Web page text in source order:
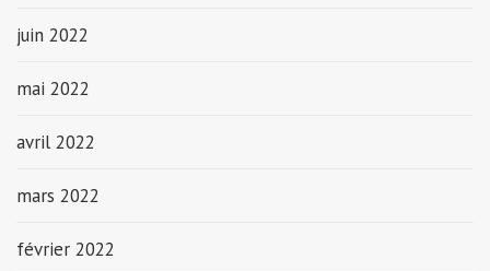
juin 2022
mai 2022
avril 2022
mars 2022
février 2022